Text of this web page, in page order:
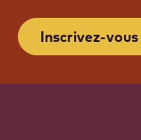
Inscrivez-vous